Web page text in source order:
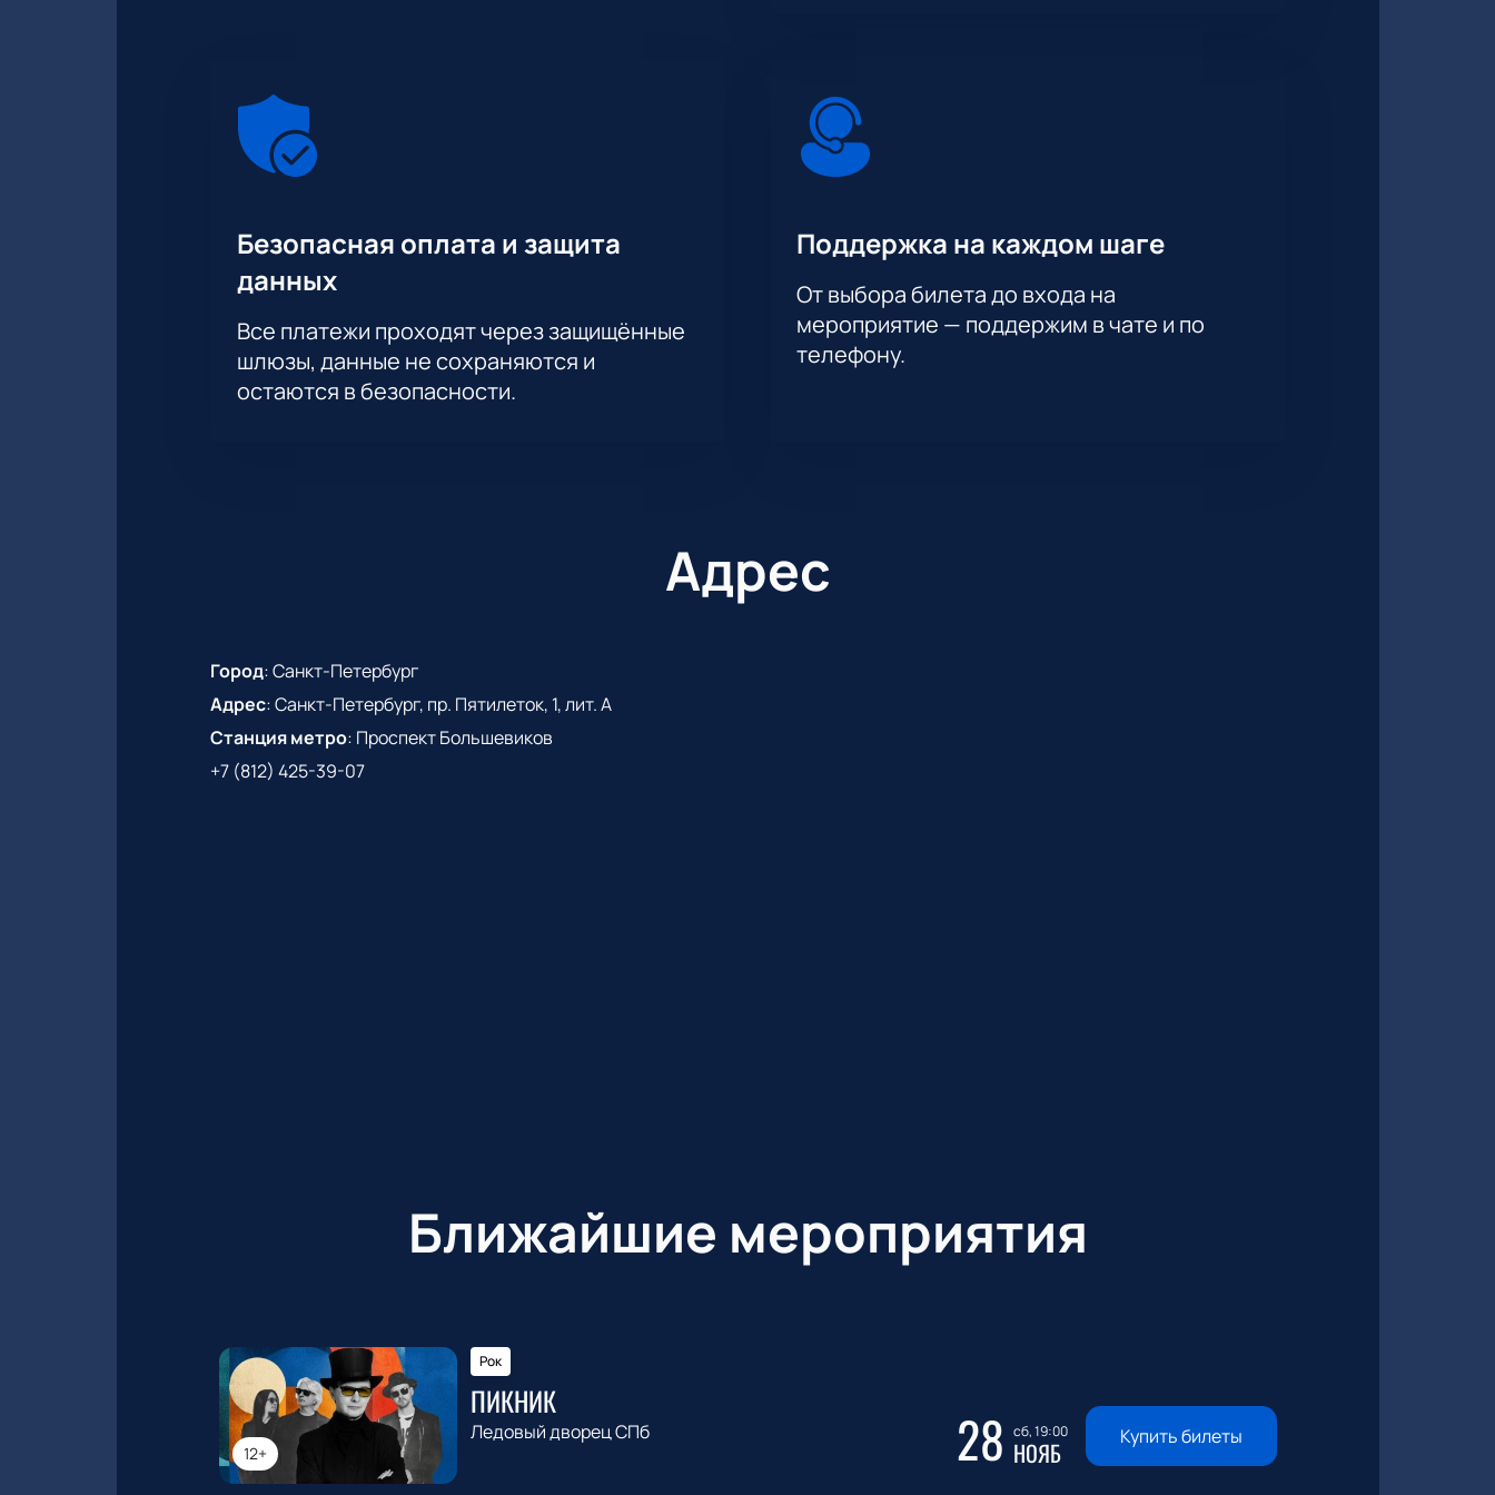
Безопасная оплата и защита
данных
Все платежи проходят через защищённые
шлюзы, данные не сохраняются и
остаются в безопасности.
Поддержка на каждом шаге
От выбора билета до входа на
мероприятие — поддержим в чате и по
телефону.
Адрес
Город:Санкт-Петербург
Адрес:Санкт-Петербург, пр. Пятилеток, 1, лит. А
Станция метро: Проспект Большевиков
+7 (812) 425-39-07
Ближайшие мероприятия
12+
Рок
ПИКНИК
Ледовый дворец СПб 28 сб, 19:00
НОЯБ Купить билеты